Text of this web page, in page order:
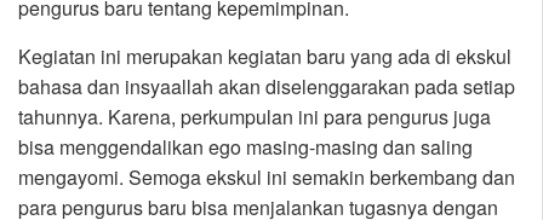
pengurus baru tentang kepemimpinan.
Kegiatan ini merupakan kegiatan baru yang ada di ekskul
bahasa dan insyaallah akan diselenggarakan pada setiap
tahunnya. Karena, perkumpulan ini para pengurus juga
bisa menggendalikan ego masing-masing dan saling
mengayomi. Semoga ekskul ini semakin berkembang dan
para pengurus baru bisa menjalankan tugasnya dengan